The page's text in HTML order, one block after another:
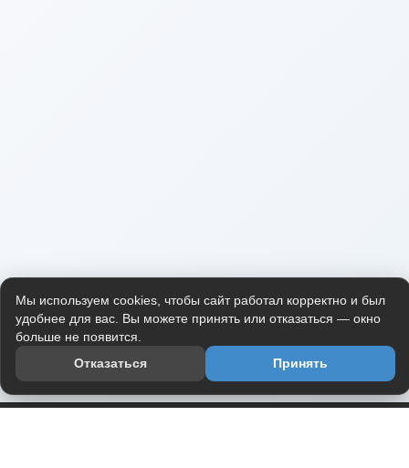
Мы используем cookies, чтобы сайт работал корректно и был
удобнее для вас. Вы можете принять или отказаться — окно
больше не появится.
Отказаться
Принять